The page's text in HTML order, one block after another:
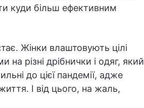
куди більш ефективним
Жінки влаштовують цілі
різні дрібнички і одяг, який
до цієї пандемії, адже
І від цього, на жаль,